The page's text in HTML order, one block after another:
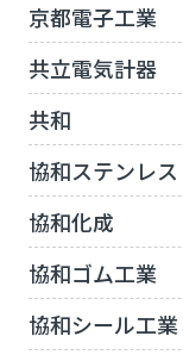
京都電子工業
共立電気計器
共和
協和ステンレス
協和化成
協和ゴム工業
協和シール工業